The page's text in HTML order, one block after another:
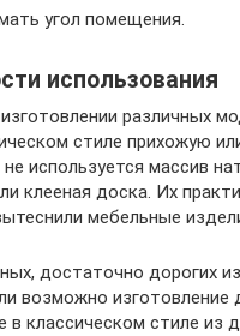
угол помещения.
использования
различных
стиле прихожую
используется массив
клееная доска. Их
мебельные
достаточно дорогих
возможно изготовление
в классическом стиле из